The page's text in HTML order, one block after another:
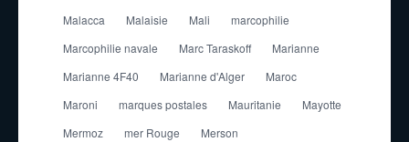
Malacca
Malaisie Mali
marcophilie
Marcophilie navale
Marc Taraskoff
Marianne
Marianne 4F40
Marianne d'Alger
Maroc
Maroni
marques postales Mauritanie
Mayotte
Mermoz
mer Rouge
Merson